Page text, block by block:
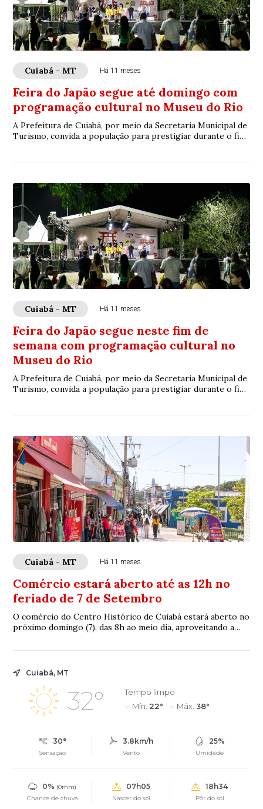
Cuiabá - MT Há 11 meses
Feira do Japão segue até domingo com
programação cultural no Museu do Rio
A Prefeitura de Cuiabá, por meio da Secretaria Municipal de
Turismo, convida a população para prestigiar durante o fim
Cuiabá - MT Há 11 meses
Feira do Japão segue neste fim de
semana com programação cultural no
Museu do Rio
A Prefeitura de Cuiabá, por meio da Secretaria Municipal de
Turismo, convida a população para prestigiar durante o fim
Cuiabá - MT Há 11 meses
Comércio estará aberto até as 12h no
feriado de 7 de Setembro
O comércio do Centro Histórico de Cuiabá estará aberto no
próximo domingo (7), das 8h ao meio dia, aproveitando a
Cuiabá, MT
32°
Tempo limpo
Mín. 22° Máx. 38°
30°
Sensação
3.8km/h
Vento
25%
Umidade
0% (0mm)
Chance de chuva
07h05
Nascer do sol
18h34
Pôr do sol